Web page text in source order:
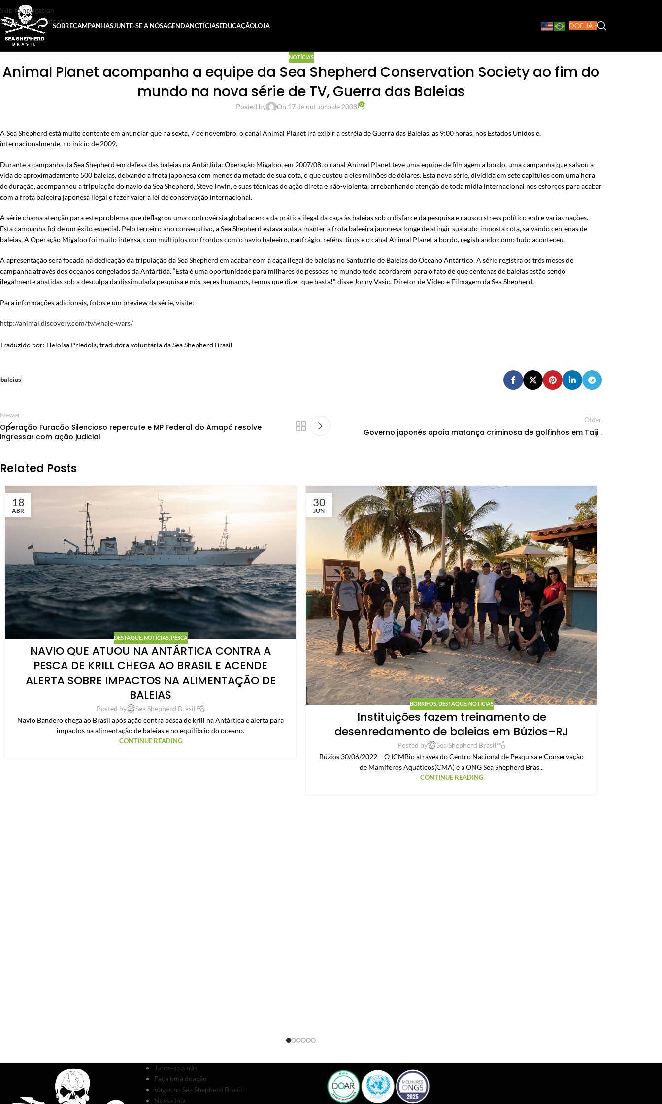
Skip to navigation
Skip to main content
SOBRECAMPANHASJUNTE-SE A NÓSAGENDANOTÍCIASEDUCAÇÃOLOJA DOE JÁ !
NOTÍCIAS
Animal Planet acompanha a equipe da Sea Shepherd Conservation Society ao fim do
mundo na nova série de TV, Guerra das Baleias
Posted by On 17 de outubro de 2008 0
A Sea Shepherd está muito contente em anunciar que na sexta, 7 de novembro, o canal Animal Planet irá exibir a estréia de Guerra das Baleias, as 9:00 horas, nos Estados Unidos e,
internacionalmente, no início de 2009.
Durante a campanha da Sea Shepherd em defesa das baleias na Antártida: Operação Migaloo, em 2007/08, o canal Animal Planet teve uma equipe de filmagem a bordo, uma campanha que salvou a
vida de aproximadamente 500 baleias, deixando a frota japonesa com menos da metade de sua cota, o que custou a eles milhões de dólares. Esta nova série, dividida em sete capítulos com uma hora
de duração, acompanhou a tripulação do navio da Sea Shepherd, Steve Irwin, e suas técnicas de ação direta e não-violenta, arrebanhando atenção de toda mídia internacional nos esforços para acabar
com a frota baleeira japonesa ilegal e fazer valer a lei de conservação internacional.
A série chama atenção para este problema que deflagrou uma controvérsia global acerca da prática ilegal da caça às baleias sob o disfarce da pesquisa e causou stress político entre varias nações.
Esta campanha foi de um êxito especial. Pelo terceiro ano consecutivo, a Sea Shepherd estava apta a manter a frota baleeira japonesa longe de atingir sua auto-imposta cota, salvando centenas de
baleias. A Operação Migaloo foi muito intensa, com múltiplos confrontos com o navio baleeiro, naufrágio, reféns, tiros e o canal Animal Planet a bordo, registrando como tudo aconteceu.
A apresentação será focada na dedicação da tripulação da Sea Shepherd em acabar com a caça ilegal de baleias no Santuário de Baleias do Oceano Antártico. A série registra os três meses de
campanha através dos oceanos congelados da Antártida. “Esta é uma oportunidade para milhares de pessoas no mundo todo acordarem para o fato de que centenas de baleias estão sendo
ilegalmente abatidas sob a desculpa da dissimulada pesquisa e nós, seres humanos, temos que dizer que basta!”, disse Jonny Vasic, Diretor de Vídeo e Filmagem da Sea Shepherd.
Para informações adicionais, fotos e um preview da série, visite:
http://animal.discovery.com/tv/whale-wars/
Traduzido por: Heloísa Priedols, tradutora voluntária da Sea Shepherd Brasil
baleias
Newer
Operação Furacão Silencioso repercute e MP Federal do Amapá resolve
ingressar com ação judicial
Older
Governo japonês apoia matança criminosa de golfinhos em Taiji .
Related Posts
18
ABR
DESTAQUE, NOTÍCIAS, PESCA
NAVIO QUE ATUOU NA ANTÁRTICA CONTRA A
PESCA DE KRILL CHEGA AO BRASIL E ACENDE
ALERTA SOBRE IMPACTOS NA ALIMENTAÇÃO DE
BALEIAS
Posted by
Sea Shepherd Brasil
Navio Bandero chega ao Brasil após ação contra pesca de krill na Antártica e alerta para
impactos na alimentação de baleias e no equilíbrio do oceano.
CONTINUE READING
30
JUN
BORRIFOS, DESTAQUE, NOTÍCIAS
Instituições fazem treinamento de
desenredamento de baleias em Búzios–RJ
Posted by
Sea Shepherd Brasil
Búzios 30/06/2022 – O ICMBio através do Centro Nacional de Pesquisa e Conservação
de Mamíferos Aquáticos(CMA) e a ONG Sea Shepherd Bras...
CONTINUE READING
Junte-se a nós
Faça uma doação
Vagas na Sea Shepherd Brasil
Nossa loja